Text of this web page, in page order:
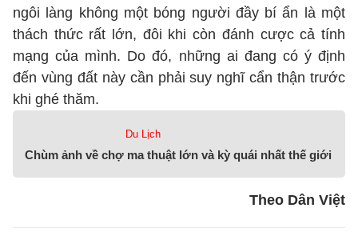
ngôi làng không một bóng người đầy bí ẩn là một
thách thức rất lớn, đôi khi còn đánh cược cả tính
mạng của mình. Do đó, những ai đang có ý định
đến vùng đất này cần phải suy nghĩ cẩn thận trước
khi ghé thăm.
Du Lịch
Chùm ảnh về chợ ma thuật lớn và kỳ quái nhất thế giới
Theo Dân Việt